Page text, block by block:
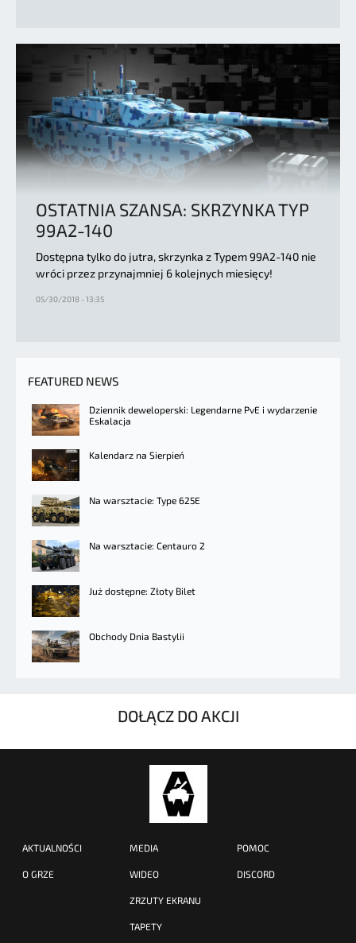
OSTATNIA SZANSA: SKRZYNKA TYP
99A2-140
Dostępna tylko do jutra, skrzynka z Typem 99A2-140 nie
wróci przez przynajmniej 6 kolejnych miesięcy!
05/30/2018 - 13:35
FEATURED NEWS
Dziennik deweloperski: Legendarne PvE i wydarzenie
Eskalacja
Kalendarz na Sierpień
Na warsztacie: Type 625E
Na warsztacie: Centauro 2
Już dostępne: Złoty Bilet
Obchody Dnia Bastylii
DOŁĄCZ DO AKCJI
AKTUALNOŚCI
O GRZE
MEDIA
WIDEO
ZRZUTY EKRANU
TAPETY
POMOC
DISCORD